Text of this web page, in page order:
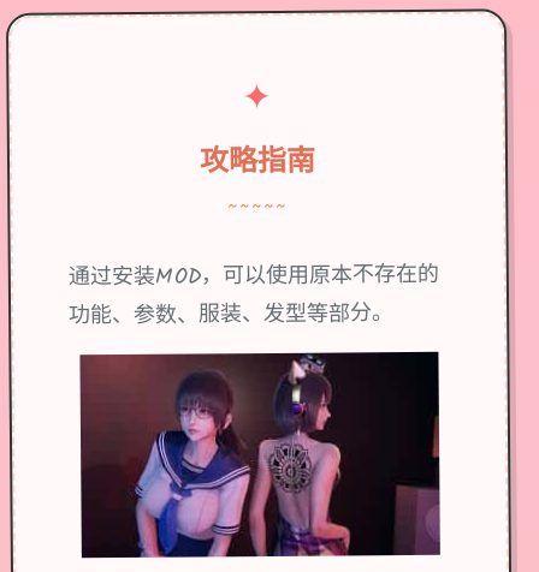
✦
攻略指南
~~~~~
通过安装MOD，可以使用原本不存在的
功能、参数、服装、发型等部分。